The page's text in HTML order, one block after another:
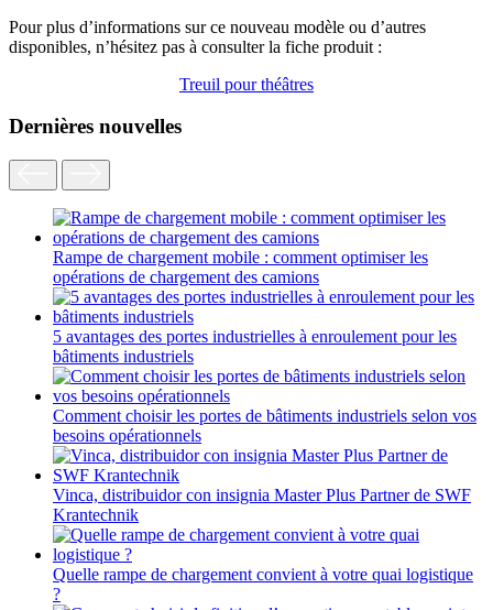
Pour plus d’informations sur ce nouveau modèle ou d’autres
disponibles, n’hésitez pas à consulter la fiche produit :
Treuil pour théâtres
Dernières nouvelles
Rampe de chargement mobile : comment optimiser les
opérations de chargement des camions
5 avantages des portes industrielles à enroulement pour les
bâtiments industriels
Comment choisir les portes de bâtiments industriels selon vos
besoins opérationnels
Vinca, distribuidor con insignia Master Plus Partner de SWF
Krantechnik
Quelle rampe de chargement convient à votre quai logistique
?